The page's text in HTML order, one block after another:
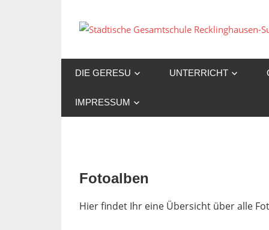
Inhalt
DIE GERESU UNTERRICHT
IMPRESSUM
Fotoalben
Hier findet Ihr eine Übersicht über alle